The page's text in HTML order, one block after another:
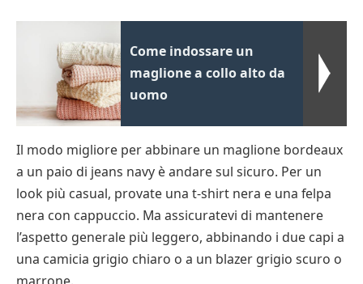
Come indossare un
maglione a collo alto da
uomo
Il modo migliore per abbinare un maglione bordeaux
a un paio di jeans navy è andare sul sicuro. Per un
look più casual, provate una t-shirt nera e una felpa
nera con cappuccio. Ma assicuratevi di mantenere
l’aspetto generale più leggero, abbinando i due capi a
una camicia grigio chiaro o a un blazer grigio scuro o